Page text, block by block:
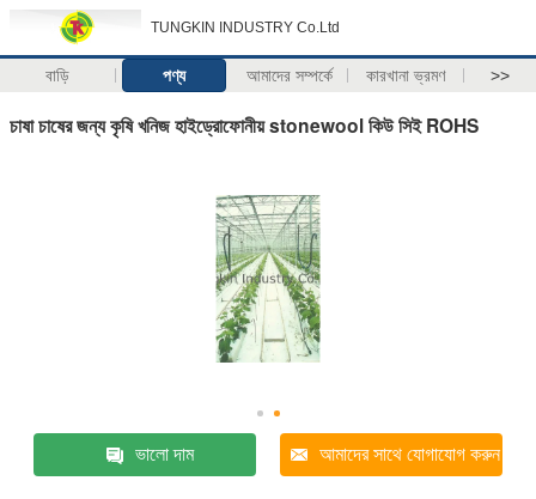
TUNGKIN INDUSTRY Co.Ltd
বাড়ি পণ্য আমাদের সম্পর্কে কারখানা ভ্রমণ >>
চাষা চাষের জন্য কৃষি খনিজ হাইড্রোফোনীয় stonewool কিউ সিই ROHS
ভালো দাম আমাদের সাথে যোগাযোগ করুন